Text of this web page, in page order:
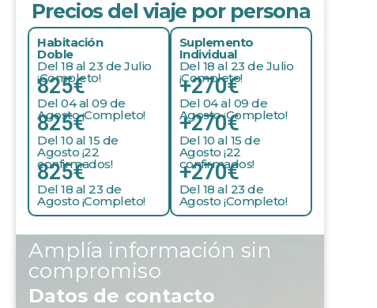
Precios del viaje por persona
Habitación
Doble
Del 18 al 23 de Julio
¡Completo!
825€
Del 04 al 09 de
Agosto ¡Completo!
825€
Del 10 al 15 de
Agosto ¡22
confirmados!
825€
Del 18 al 23 de
Agosto ¡Completo!
Suplemento
Individual
Del 18 al 23 de Julio
¡Completo!
+270€
Del 04 al 09 de
Agosto ¡Completo!
+270€
Del 10 al 15 de
Agosto ¡22
confirmados!
+270€
Del 18 al 23 de
Agosto ¡Completo!
Amplía información sin
compromiso
Datos de contacto